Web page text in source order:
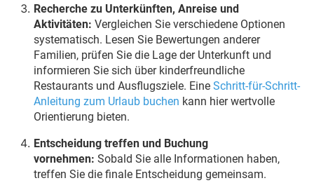
Recherche zu Unterkünften, Anreise und
Aktivitäten: Vergleichen Sie verschiedene Optionen
systematisch. Lesen Sie Bewertungen anderer
Familien, prüfen Sie die Lage der Unterkunft und
informieren Sie sich über kinderfreundliche
Restaurants und Ausflugsziele. EineSchritt-für-Schritt-
Anleitung zum Urlaub buchen kann hier wertvolle
Orientierung bieten.
Entscheidung treffen und Buchung
vornehmen: Sobald Sie alle Informationen haben,
treffen Sie die finale Entscheidung gemeinsam.